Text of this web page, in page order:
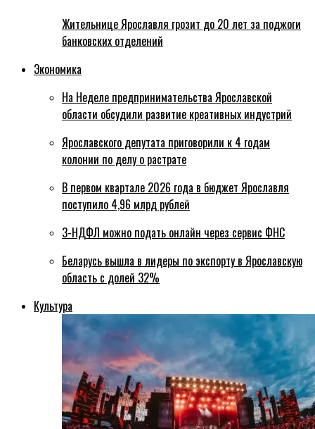
Жительнице Ярославля грозит до 20 лет за поджоги
банковских отделений
Экономика
На Неделе предпринимательства Ярославской
области обсудили развитие креативных индустрий
Ярославского депутата приговорили к 4 годам
колонии по делу о растрате
В первом квартале 2026 года в бюджет Ярославля
поступило 4,96 млрд рублей
3-НДФЛ можно подать онлайн через сервис ФНС
Беларусь вышла в лидеры по экспорту в Ярославскую
область с долей 32%
Культура